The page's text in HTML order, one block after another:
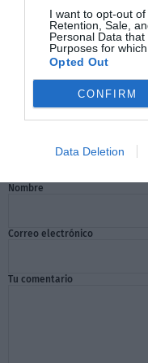
I want to opt-out of
Retention, Sale,
Personal Data
Purposes for
Opted Out
CONFIRM
Data Deletion
Comentarios
Nombre
Correo electrónico
Tu comentario